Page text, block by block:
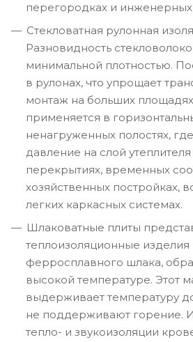
перегородках и
Стекловатная рулонная
Разновидность
минимальной плотностью.
в рулонах, что упрощает
монтаж на больших
применяется в
ненагруженных полостях, где
давление на слой
перекрытиях, временных
хозяйственных постройках,
легких каркасных системах.
Шлаковатные плиты
теплоизоляционные
ферросплавного шлака,
высокой температуре. Этот
выдерживает температуру
не поддерживают горение.
тепло- и звукоизоляции